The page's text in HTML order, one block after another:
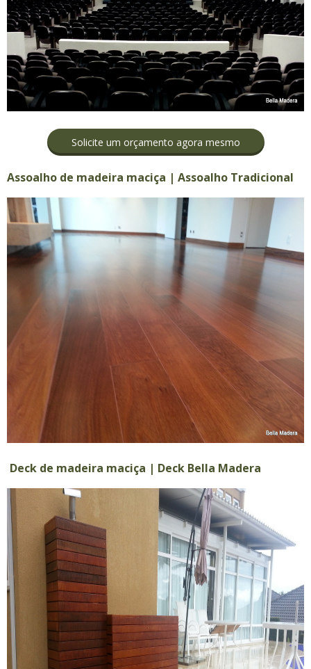
Solicite um orçamento agora mesmo
Assoalho de madeira maciça | Assoalho Tradicional
Deck de madeira maciça | Deck Bella Madera